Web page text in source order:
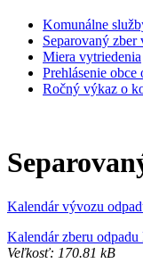
Komunálne
Separovaný zber
Miera vytriedenia
Prehlásenie
Ročný výkaz o
Kalendár vývozu
Kalendár zberu
Veľkosť: 170.81 kB